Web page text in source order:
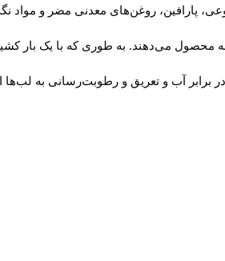
پارافین، روغن‌های معدنی مضر و مواد
به محصول می‌دهند. به طوری که با یک
در برابر آب و تعریق و رطوبت‌رسانی